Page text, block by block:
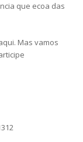
que ecoa das
Mas vamos